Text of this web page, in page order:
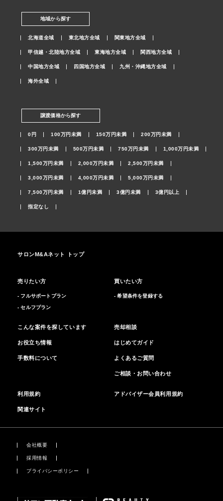
地域から探す
北海道全域 東北地方全域 関東地方全域
甲信越・北陸地方全域 東海地方全域 関西地方全域
中国地方全域 四国地方全域 九州・沖縄地方全域
海外全域
譲渡価格から探す
0円 100万円未満 150万円未満 200万円未満
300万円未満 500万円未満 750万円未満 1,000万円未満
1,500万円未満 2,000万円未満 2,500万円未満
3,000万円未満 4,000万円未満 5,000万円未満
7,500万円未満 1億円未満 3億円未満 3億円以上
指定なし
サロンM&Aネット トップ
売りたい方
- フルサポートプラン
- セルフプラン
買いたい方
- 希望条件を登録する
こんな案件を探しています
お役立ち情報
手数料について
売却相談
はじめてガイド
よくあるご質問
ご相談・お問い合わせ
利用規約 アドバイザー会員利用規約
関連サイト
会社概要
採用情報
プライバシーポリシー